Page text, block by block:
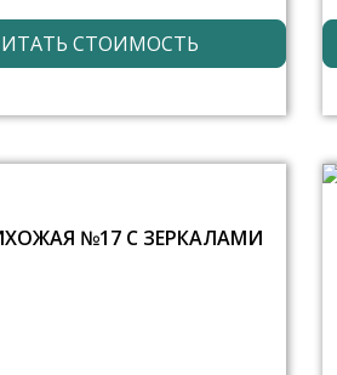
СТОИМОСТЬ
№17 С ЗЕРКАЛАМИ